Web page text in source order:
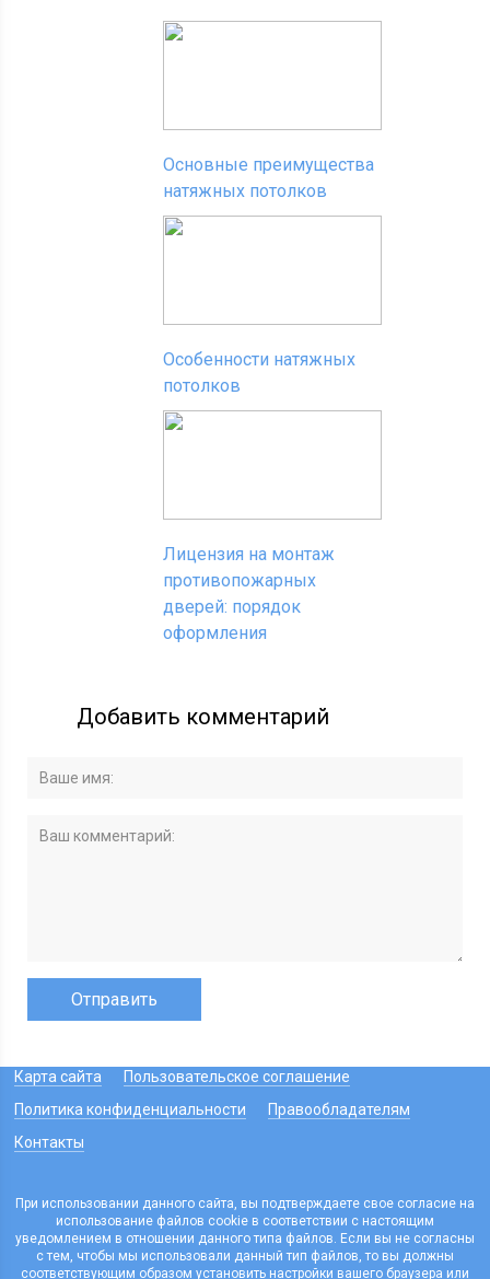
Основные преимущества
натяжных потолков
Особенности натяжных
потолков
Лицензия на монтаж
противопожарных
дверей: порядок
оформления
Добавить комментарий
Карта сайта
Пользовательское соглашение
Политика конфиденциальности
Правообладателям
Контакты
При использовании данного сайта, вы подтверждаете свое согласие на
использование файлов cookie в соответствии с настоящим
уведомлением в отношении данного типа файлов. Если вы не согласны
с тем, чтобы мы использовали данный тип файлов, то вы должны
соответствующим образом установить настройки вашего браузера или